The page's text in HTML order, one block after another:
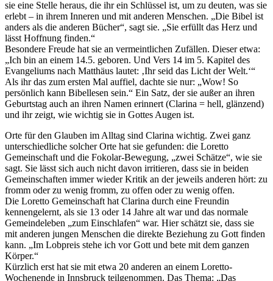
sie eine Stelle heraus, die ihr ein Schlüssel ist, um zu deuten, was sie
erlebt – in ihrem Inneren und mit anderen Menschen. „Die Bibel ist
anders als die anderen Bücher“, sagt sie. „Sie erfüllt das Herz und
lässt Hoffnung finden.“
Besondere Freude hat sie an vermeintlichen Zufällen. Dieser etwa:
„Ich bin an einem 14.5. geboren. Und Vers 14 im 5. Kapitel des
Evangeliums nach Matthäus lautet: ‚Ihr seid das Licht der Welt.‘“
Als ihr das zum ersten Mal auffiel, dachte sie nur: „Wow! So
persönlich kann Bibellesen sein.“ Ein Satz, der sie außer an ihren
Geburtstag auch an ihren Namen erinnert (Clarina = hell, glänzend)
und ihr zeigt, wie wichtig sie in Gottes Augen ist.
Orte für den Glauben im Alltag sind Clarina wichtig. Zwei ganz
unterschiedliche solcher Orte hat sie gefunden: die Loretto
Gemeinschaft und die Fokolar-Bewegung, „zwei Schätze“, wie sie
sagt. Sie lässt sich auch nicht davon irritieren, dass sie in beiden
Gemeinschaften immer wieder Kritik an der jeweils anderen hört: zu
fromm oder zu wenig fromm, zu offen oder zu wenig offen.
Die Loretto Gemeinschaft hat Clarina durch eine Freundin
kennengelernt, als sie 13 oder 14 Jahre alt war und das normale
Gemeindeleben „zum Einschlafen“ war. Hier schätzt sie, dass sie
mit anderen jungen Menschen die direkte Beziehung zu Gott finden
kann. „Im Lobpreis stehe ich vor Gott und bete mit dem ganzen
Körper.“
Kürzlich erst hat sie mit etwa 20 anderen an einem Loretto-
Wochenende in Innsbruck teilgenommen. Das Thema: „Das